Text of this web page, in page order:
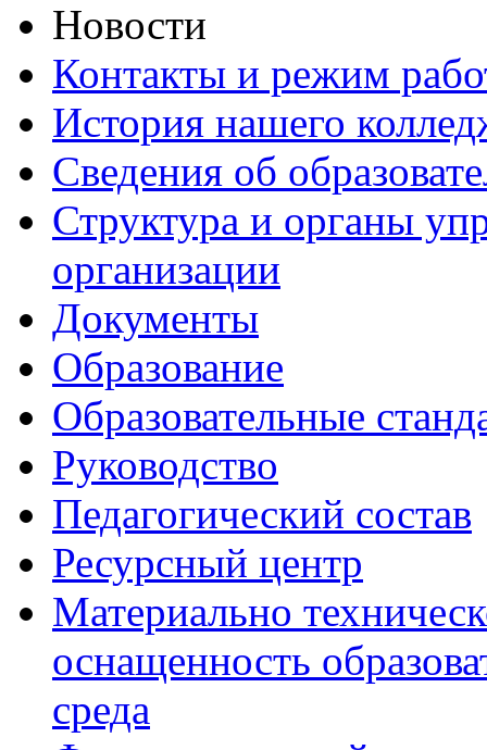
Новости
Контакты и режим
История нашего
Сведения об
Структура и органы
организации
Документы
Образование
Образовательные
Руководство
Педагогический состав
Ресурсный центр
Материально
оснащенность
среда